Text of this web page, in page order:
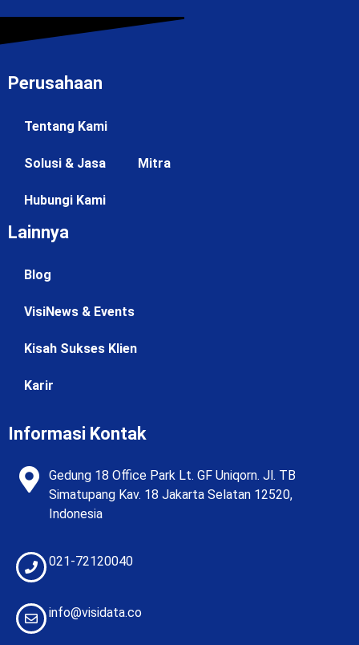
Perusahaan
Tentang Kami
Solusi & Jasa Mitra
Hubungi Kami
Lainnya
Blog
VisiNews & Events
Kisah Sukses Klien
Karir
Informasi Kontak
Gedung 18 Office Park Lt. GF Uniqorn. Jl. TB
Simatupang Kav. 18 Jakarta Selatan 12520,
Indonesia
021-72120040
info@visidata.co